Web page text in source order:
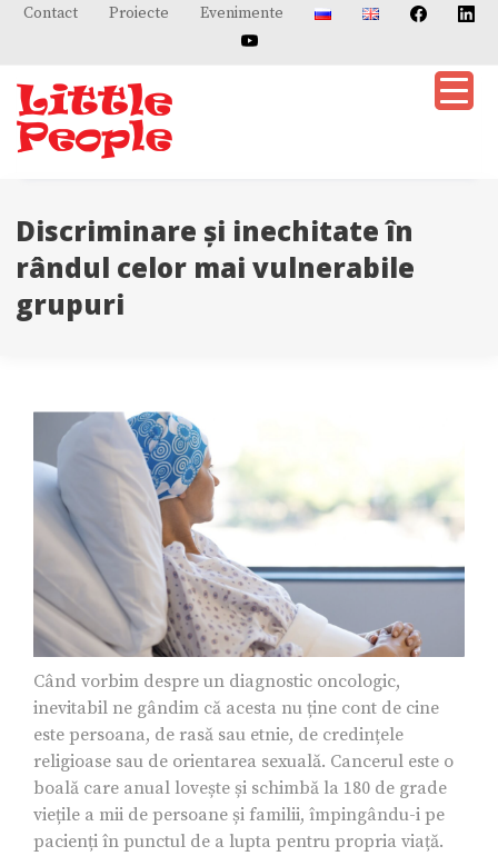
SkipContact Proiecte Evenimente
Discriminare și inechitate în
rândul celor mai vulnerabile
grupuri
Când vorbim despre un diagnostic oncologic,
inevitabil ne gândim că acesta nu ține cont de cine
este persoana, de rasă sau etnie, de credințele
religioase sau de orientarea sexuală. Cancerul este o
boală care anual lovește și schimbă la 180 de grade
viețile a mii de persoane și familii, împingându-i pe
pacienți în punctul de a lupta pentru propria viață.